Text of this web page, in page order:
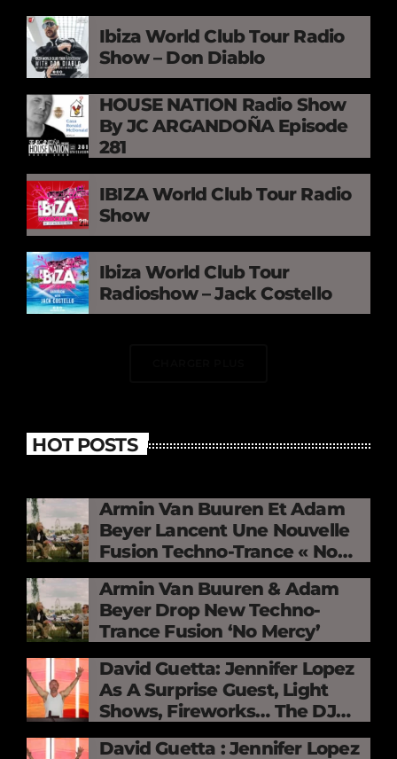
Ibiza World Club Tour Radio
Show – Don Diablo
HOUSE NATION Radio Show
By JC ARGANDOÑA Episode
281
IBIZA World Club Tour Radio
Show
Ibiza World Club Tour
Radioshow – Jack Costello
HOT POSTS
Armin Van Buuren Et Adam
Beyer Lancent Une Nouvelle
Fusion Techno-Trance « No
Mercy »
Armin Van Buuren & Adam
Beyer Drop New Techno-
Trance Fusion ‘No Mercy’
David Guetta: Jennifer Lopez
As A Surprise Guest, Light
Shows, Fireworks… The DJ
Electrifies The Stade De
France
David Guetta : Jennifer Lopez